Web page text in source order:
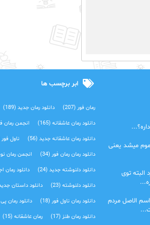
میشد یعنی
البته توی
الاصل مردم
ابر برچسب ها
رمان فور (207) دانلود رمان جدید (189)
دانلود رمان عاشقانه (165) انجمن رمان
دانلود رمان عاشقانه جدید (56) ناول فور
دانلود رمان رمان فور (34) انجمن رمان
دانلود دلنوشته جدید (24) دانلود رمان
دانلود دلنوشته (23) دانلود داستان
دانلود رمان ناول فور (18) دانلود رمان
دانلود رمان طنز (17) رمان عاشقانه (15)